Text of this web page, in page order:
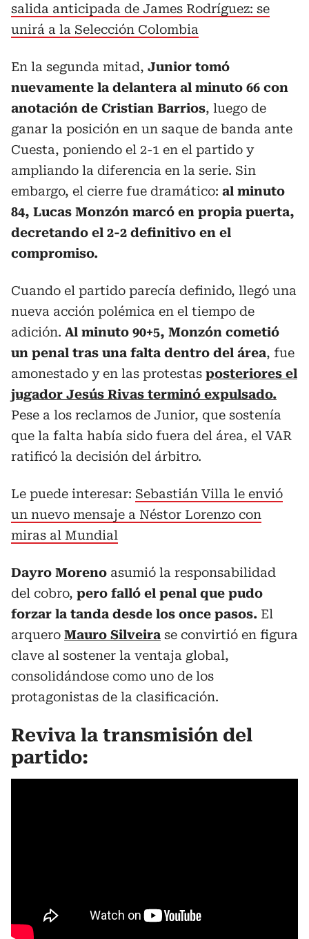
salida anticipada de James Rodríguez: se
unirá a la Selección Colombia
En la segunda mitad, Junior tomó
nuevamente la delantera al minuto 66 con
anotación de Cristian Barrios, luego de
ganar la posición en un saque de banda ante
Cuesta, poniendo el 2-1 en el partido y
ampliando la diferencia en la serie. Sin
embargo, el cierre fue dramático: al minuto
84, Lucas Monzón marcó en propia puerta,
decretando el 2-2 definitivo en el
compromiso.
Cuando el partido parecía definido, llegó una
nueva acción polémica en el tiempo de
adición. Al minuto 90+5, Monzón cometió
un penal tras una falta dentro del área, fue
amonestado y en las protestas posteriores el
jugador Jesús Rivas terminó expulsado.
Pese a los reclamos de Junior, que sostenía
que la falta había sido fuera del área, el VAR
ratificó la decisión del árbitro.
Le puede interesar: Sebastián Villa le envió
un nuevo mensaje a Néstor Lorenzo con
miras al Mundial
Dayro Moreno asumió la responsabilidad
del cobro, pero falló el penal que pudo
forzar la tanda desde los once pasos. El
arquero Mauro Silveira se convirtió en figura
clave al sostener la ventaja global,
consolidándose como uno de los
protagonistas de la clasificación.
Reviva la transmisión del
partido: